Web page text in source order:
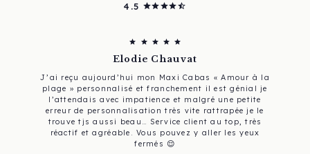
4.5 starstarstarstarstar_half
star star star star star
Elodie Chauvat
J’ai reçu aujourd’hui mon Maxi Cabas « Amour à la
plage » personnalisé et franchement il est génial je
l’attendais avec impatience et malgré une petite
erreur de personnalisation très vite rattrapée je le
trouve tjs aussi beau… Service client au top, très
réactif et agréable. Vous pouvez y aller les yeux
fermés 😌